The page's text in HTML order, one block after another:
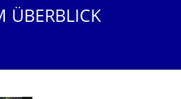
ÜBERBLICK